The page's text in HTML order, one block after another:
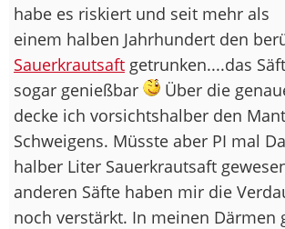
habe es riskiert und seit mehr als
einem halben Jahrhundert den
Sauerkrautsaft getrunken....das
sogar genießbar
Über die
decke ich vorsichtshalber den
Schweigens. Müsste aber PI mal
halber Liter Sauerkrautsaft
anderen Säfte haben mir die
noch verstärkt. In meinen Därmen